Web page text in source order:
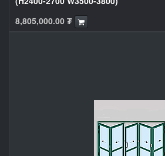
8,805,000.00 ₮